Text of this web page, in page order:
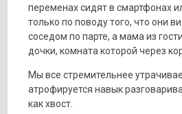
переменах сидят в смартфонах
только по поводу того, что они
соседом по парте, а мама из
дочки, комната которой через
Мы все стремительнее
атрофируется навык
как хвост.